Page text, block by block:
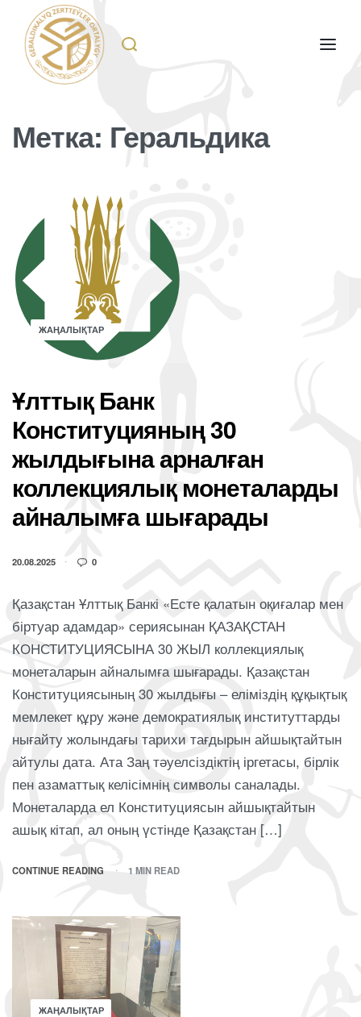
Метка: Геральдика
ЖАҢАЛЫҚТАР
Ұлттық Банк
Конституцияның 30
жылдығына арналған
коллекциялық монеталарды
айналымға шығарады
20.08.2025 0
Қазақстан Ұлттық Банкі «Есте қалатын оқиғалар мен
біртуар адамдар» сериясынан ҚАЗАҚСТАН
КОНСТИТУЦИЯСЫНА 30 ЖЫЛ коллекциялық
монеталарын айналымға шығарады. Қазақстан
Конституциясының 30 жылдығы – еліміздің құқықтық
мемлекет құру және демократиялық институттарды
нығайту жолындағы тарихи тағдырын айшықтайтын
айтулы дата. Ата Заң тәуелсіздіктің іргетасы, бірлік
пен азаматтық келісімнің символы саналады.
Монеталарда ел Конституциясын айшықтайтын
ашық кітап, ал оның үстінде Қазақстан […]
CONTINUE READING 1 MIN READ
ЖАҢАЛЫҚТАР